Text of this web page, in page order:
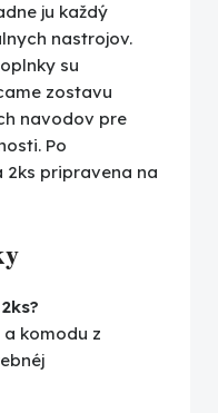
ju každý
nastrojov.
su
zostavu
navodov pre
Po
2ks pripravena na
komodu z